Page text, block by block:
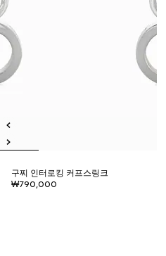
구찌 인터로킹 커프스링크
₩790,000